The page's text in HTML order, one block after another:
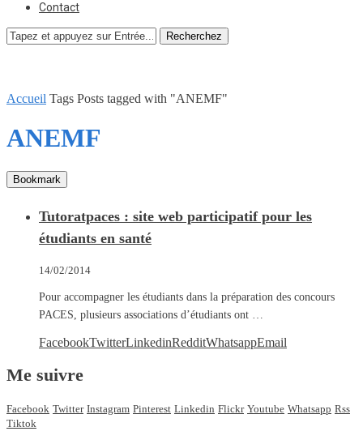
Contact
Recherchez
Accueil Tags Posts tagged with "ANEMF"
ANEMF
Bookmark
Tutoratpaces : site web participatif pour les
étudiants en santé
14/02/2014
Pour accompagner les étudiants dans la préparation des concours
PACES, plusieurs associations d’étudiants ont …
FacebookTwitterLinkedinRedditWhatsappEmail
Me suivre
Facebook Twitter Instagram Pinterest Linkedin Flickr Youtube Whatsapp Rss
Tiktok